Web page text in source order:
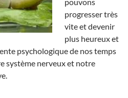
progresser très
vite et devenir
plus heureux et
psychologique de nos temps
système nerveux et notre